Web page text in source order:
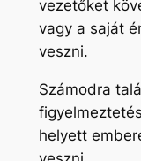
vezetőket
vagy a saját
veszni.
Számodra
helyett